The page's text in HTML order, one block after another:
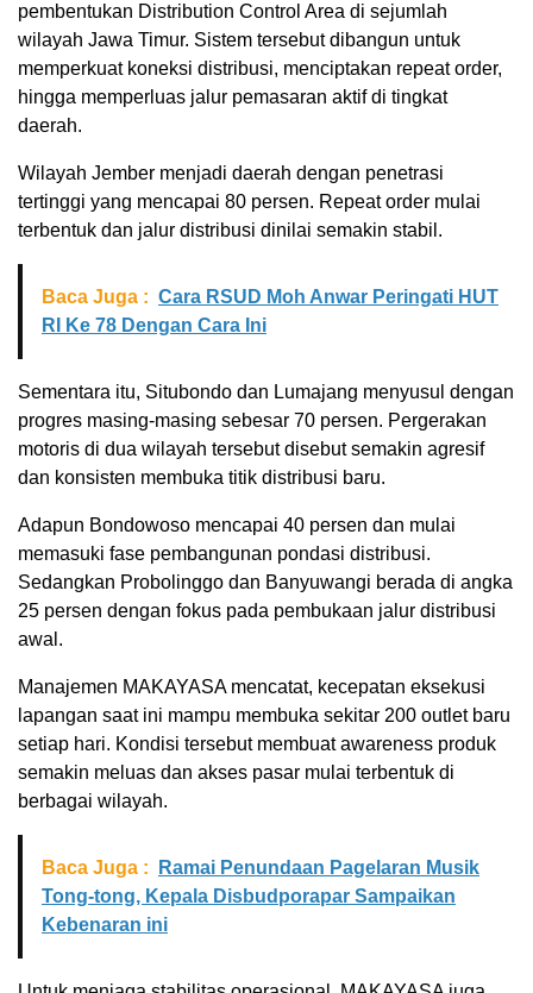
pembentukan Distribution Control Area di sejumlah
wilayah Jawa Timur. Sistem tersebut dibangun untuk
memperkuat koneksi distribusi, menciptakan repeat order,
hingga memperluas jalur pemasaran aktif di tingkat
daerah.
Wilayah Jember menjadi daerah dengan penetrasi
tertinggi yang mencapai 80 persen. Repeat order mulai
terbentuk dan jalur distribusi dinilai semakin stabil.
Baca Juga : Cara RSUD Moh Anwar Peringati HUT
RI Ke 78 Dengan Cara Ini
Sementara itu, Situbondo dan Lumajang menyusul dengan
progres masing-masing sebesar 70 persen. Pergerakan
motoris di dua wilayah tersebut disebut semakin agresif
dan konsisten membuka titik distribusi baru.
Adapun Bondowoso mencapai 40 persen dan mulai
memasuki fase pembangunan pondasi distribusi.
Sedangkan Probolinggo dan Banyuwangi berada di angka
25 persen dengan fokus pada pembukaan jalur distribusi
awal.
Manajemen MAKAYASA mencatat, kecepatan eksekusi
lapangan saat ini mampu membuka sekitar 200 outlet baru
setiap hari. Kondisi tersebut membuat awareness produk
semakin meluas dan akses pasar mulai terbentuk di
berbagai wilayah.
Baca Juga :
Ramai Penundaan Pagelaran Musik
Tong-tong, Kepala Disbudporapar Sampaikan
Kebenaran ini